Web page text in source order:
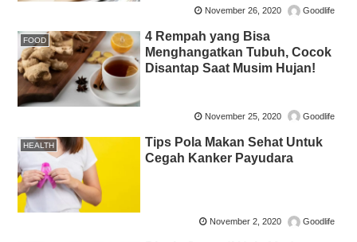
November 26, 2020 Goodlife
FOOD
4 Rempah yang Bisa
Menghangatkan Tubuh, Cocok
Disantap Saat Musim Hujan!
November 25, 2020 Goodlife
HEALTH
Tips Pola Makan Sehat Untuk
Cegah Kanker Payudara
November 2, 2020 Goodlife